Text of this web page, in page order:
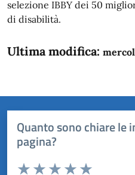
selezione IBBY dei 50
di disabilità.
Ultima modifica:
Quanto sono chiare le
pagina?
Domanda
Valuta da 1 a 5 stelle la pagina